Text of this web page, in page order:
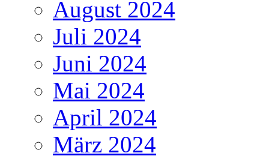
August 2024
Juli 2024
Juni 2024
Mai 2024
April 2024
März 2024